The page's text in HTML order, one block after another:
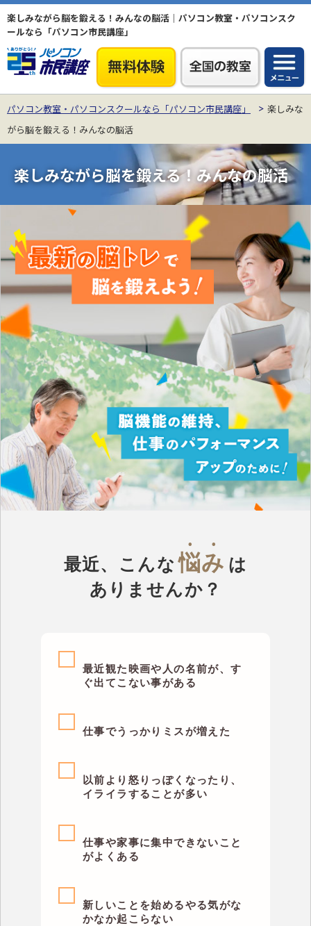
楽しみながら脳を鍛える！みんなの脳活｜パソコン教室・パソコンスク
ールなら「パソコン市民講座」
パソコン教室・パソコンスクールなら「パソコン市民講座」
楽しみな
がら脳を鍛える！みんなの脳活
楽しみながら脳を鍛える！みんなの脳活
最近、こんな 悩み は
ありませんか？
最近観た映画や人の名前が、す
ぐ出てこない事がある
仕事でうっかりミスが増えた
以前より怒りっぽくなったり、
イライラすることが多い
仕事や家事に集中できないこと
がよくある
新しいことを始めるやる気がな
かなか起こらない